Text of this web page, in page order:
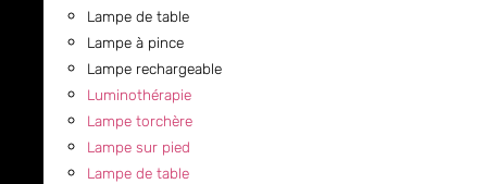
Lampe de table
Lampe à pince
Lampe rechargeable
Luminothérapie
Lampe torchère
Lampe sur pied
Lampe de table